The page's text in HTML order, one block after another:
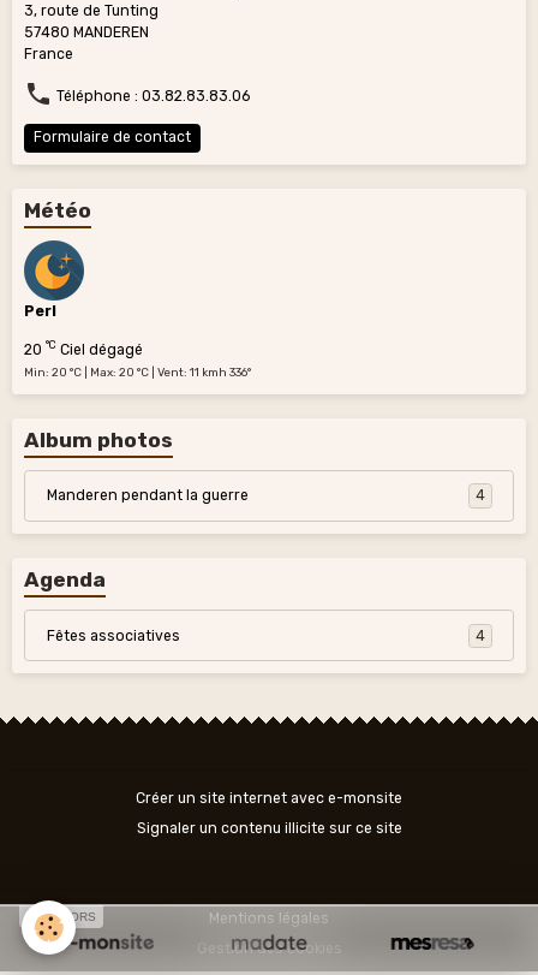
3, route de Tunting
57480 MANDEREN
France
Téléphone : 03.82.83.83.06
Formulaire de contact
Météo
Perl
20 °C Ciel dégagé
Min: 20 °C | Max: 20 °C | Vent: 11 kmh 336°
Album photos
Manderen pendant la guerre 4
Agenda
Fêtes associatives 4
Créer un site internet avec e-monsite
Signaler un contenu illicite sur ce site
Mentions légales
Gestion des cookies
SPONSORS